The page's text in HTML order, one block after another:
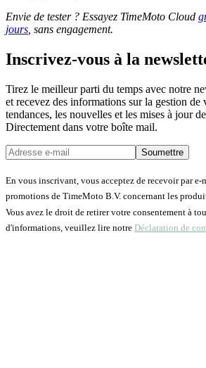
Envie de tester ? Essayez TimeMoto Cloud
jours , sans engagement.
Inscrivez-vous à la
Tirez le meilleur parti du temps avec notre
et recevez des informations sur la gestion de
tendances, les nouvelles et les mises à jour
Directement dans votre boîte mail.
Soumettre
En vous inscrivant, vous acceptez de recevoir par e-
promotions de TimeMoto B.V. concernant les
Vous avez le droit de retirer votre consentement à
d'informations, veuillez lire notre Déclaration de